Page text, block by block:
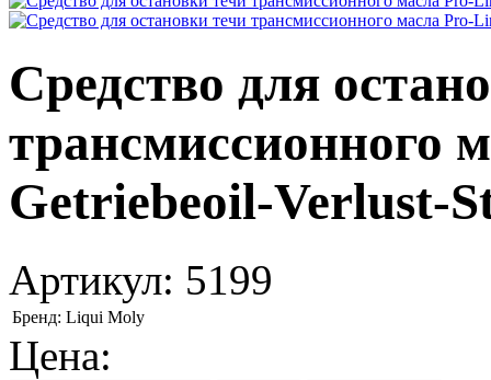
Средство для
трансмиссионного
Getriebeoil-Verlust-
Артикул: 5199
Бренд: Liqui Moly
Цена: